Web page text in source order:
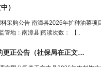
）
采购公告 南漳县2026年扩种油菜项
地：南漳县|阅读次数： 【..
更正公告（社保局在正文中）